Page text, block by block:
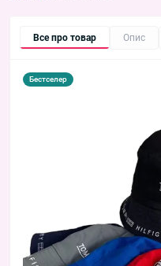
Все про товар Опис
Бестселер